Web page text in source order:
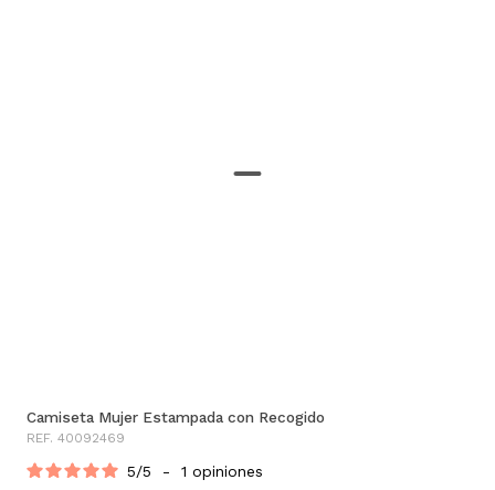
Camiseta Mujer Estampada con Recogido
REF. 40092469
5/5 - 1 opiniones